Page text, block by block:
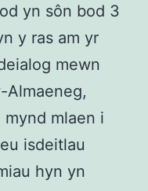
yn sôn bod 3
y ras am yr
mewn
mynd mlaen i
isdeitlau
hyn yn